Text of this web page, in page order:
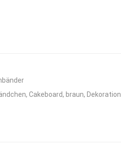
,Cakeboard, braun, Dekoration